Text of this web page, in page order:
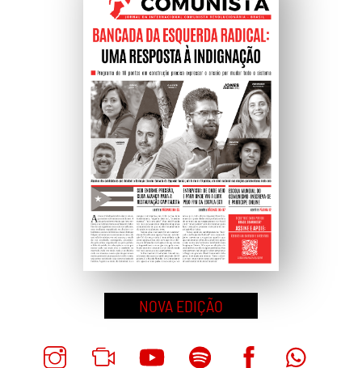
Topo
NOVA EDIÇÃO